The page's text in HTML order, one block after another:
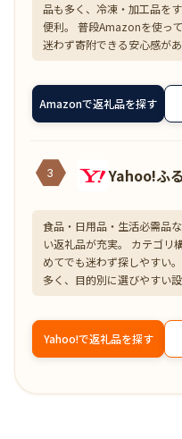
約50尾
量 業務用
まえび ア
ュー 船上
魚屋とび魚
【超目玉】ズワイガ
(解凍後800g) 蟹 かに
料 zkani2410
6,999
★★★★★ 4.33
店舗：越前ガニ
品も多く、冷凍・加工品を
便利。 普段Amazonを使っ
迷わず寄附できる安心感があ
Amazonで返礼品を探す
3 Yahoo!ふ
食品・日用品・生活必需品
い返礼品が充実。 カテゴリ
めてでも迷わず探しやすい
多く、目的別に選びやすい設
Yahoo!で返礼品を探す